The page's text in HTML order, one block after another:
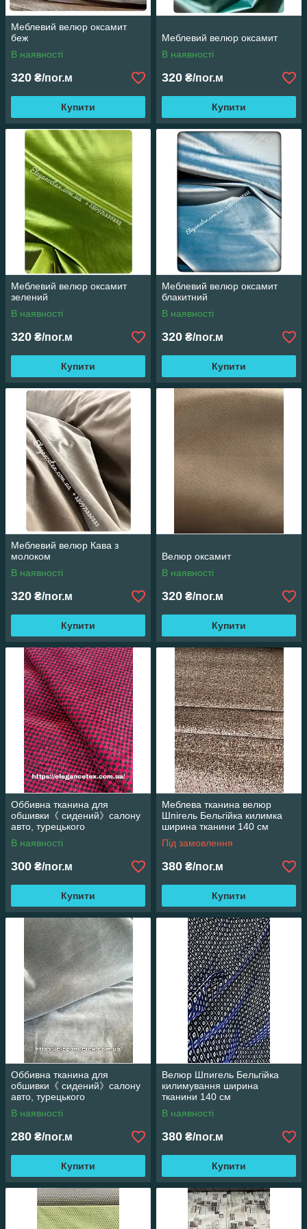
Меблевий велюр оксамит
беж
В наявності
320 ₴/пог.м
Купити
Меблевий велюр оксамит
В наявності
320 ₴/пог.м
Купити
Меблевий велюр оксамит
зелений
В наявності
320 ₴/пог.м
Купити
Меблевий велюр оксамит
блакитний
В наявності
320 ₴/пог.м
Купити
Меблевий велюр Кава з
молоком
В наявності
320 ₴/пог.м
Купити
Велюр оксамит
В наявності
320 ₴/пог.м
Купити
Оббивна тканина для
обшивки《 сидений》салону
авто, турецького
виробництва.
В наявності
300 ₴/пог.м
Купити
Меблева тканина велюр
Шпігель Бельгійка килимка
ширина тканини 140 см
Під замовлення
380 ₴/пог.м
Купити
Оббивна тканина для
обшивки《 сидений》салону
авто, турецького
виробництва.
В наявності
280 ₴/пог.м
Купити
Велюр Шпигель Бельгійка
килимування ширина
тканини 140 см
В наявності
380 ₴/пог.м
Купити